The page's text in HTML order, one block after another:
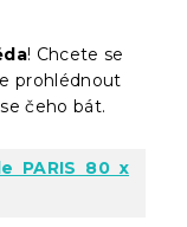
! Chcete se
prohlédnout
čeho bát.
PARIS 80 x